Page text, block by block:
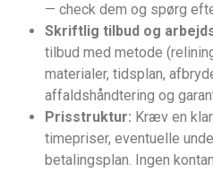
— check dem og spørg
Skriftlig tilbud og
tilbud med metode
materialer, tidsplan,
affaldshåndtering og
Prisstruktur: Kræv en
timepriser, eventuelle
betalingsplan. Ingen